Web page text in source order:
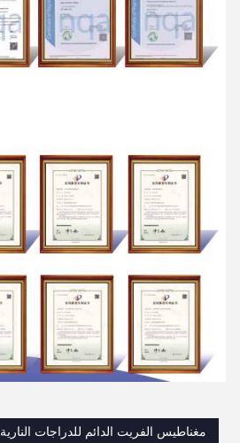
مغناطيس الفريت الدائم للدراجات النارية